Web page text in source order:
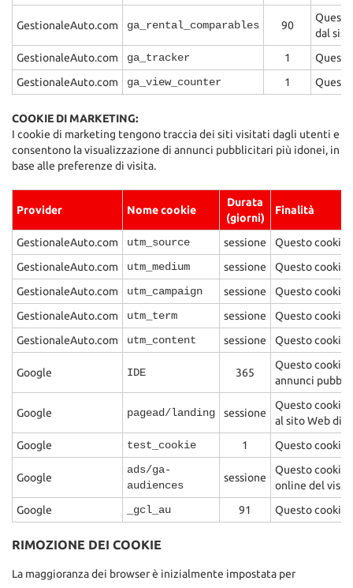
GestionaleAuto.com ga_rental_comparables 90
dal
GestionaleAuto.com
ga_tracker 1
GestionaleAuto.com
ga_view_counter 1
COOKIE DI MARKETING:
I cookie di marketing tengono traccia dei siti visitati dagli utenti e
consentono la visualizzazione di annunci pubblicitari più idonei, in
base alle preferenze di visita.
Provider Nome cookie
Durata
(giorni)
Finalità
GestionaleAuto.com utm_source sessione
Questo cookie
GestionaleAuto.com
utm_medium sessione
Questo cookie
GestionaleAuto.com
utm_campaign sessione
Questo cookie
GestionaleAuto.com
utm_term sessione
Questo cookie
GestionaleAuto.com
utm_content sessione Questo cookie
Google IDE 365
Questo cookie
annunci
Google pagead/landing sessione
Questo cookie
al sito Web di
Google
test_cookie 1 Questo cookie
Google
ads/ga-
audiences
sessione
Questo cookie
online del
Google
_gcl_au 91 Questo cookie
RIMOZIONE DEI COOKIE
La maggioranza dei browser è inizialmente impostata per